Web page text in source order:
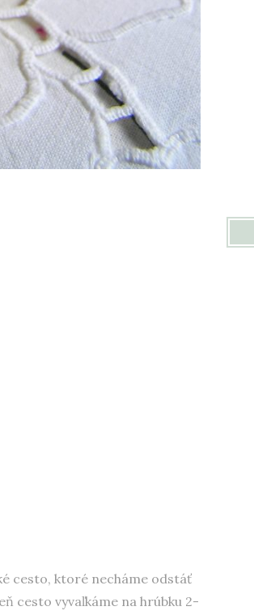
cesto, ktoré necháme odstáť
cesto vyvaľkáme na hrúbku 2-